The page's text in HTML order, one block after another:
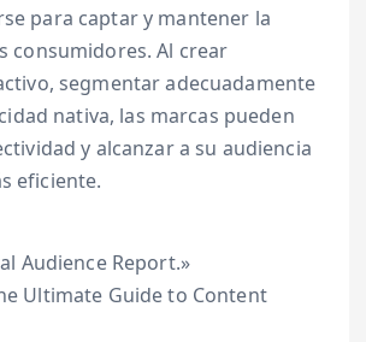
para captar y mantener la
consumidores. Al crear
segmentar adecuadamente
nativa, las marcas pueden
y alcanzar a su audiencia
eficiente.
Audience Report.»
Ultimate Guide to Content